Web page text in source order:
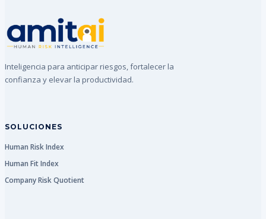
Inteligencia para anticipar riesgos, fortalecer la
confianza y elevar la productividad.
SOLUCIONES
Human Risk Index
Human Fit Index
Company Risk Quotient